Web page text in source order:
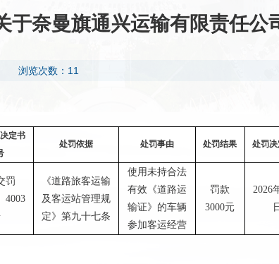
于奈曼旗通兴运输有限责任公
浏览次数：11
定书
处罚依据 处罚事由 处罚结果 处罚
罚
4003
《道路旅客运输
及客运站管理规
定》第九十七条
使用未持合法
有效《道路运
输证》的车辆
参加客运经营
罚款
3000元
2026